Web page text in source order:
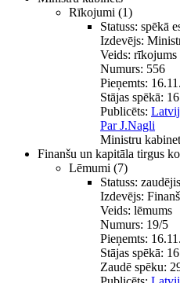
Rīkojumi (1)
Statuss: spēkā
Izdevējs:
Veids: rīkojums
Numurs: 556
Pieņemts:
Stājas spēkā:
Publicēts:
Par J.Nagli
Ministru
Finanšu un kapitāla tirgus
Lēmumi (7)
Statuss:
Izdevējs:
Veids: lēmums
Numurs: 19/5
Pieņemts:
Stājas spēkā:
Zaudē spēku: